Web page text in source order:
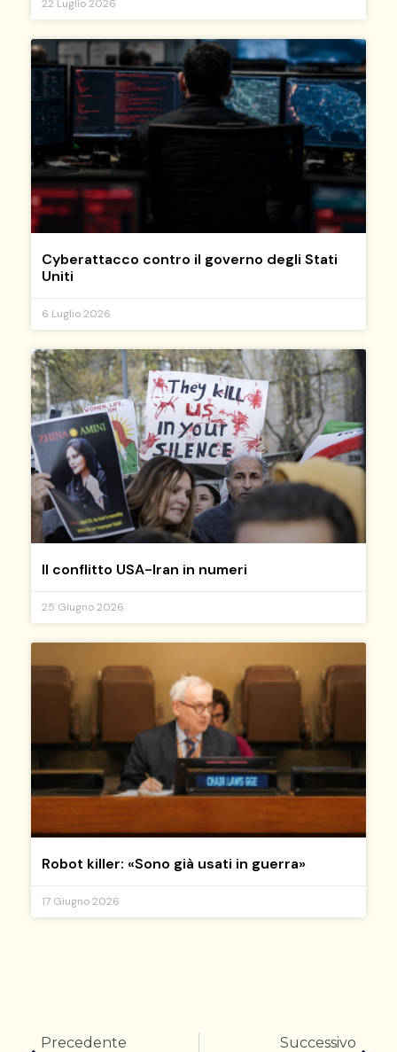
22 Luglio 2026
Cyberattacco contro il governo degli Stati
Uniti
6 Luglio 2026
Il conflitto USA-Iran in numeri
25 Giugno 2026
Robot killer: «Sono già usati in guerra»
17 Giugno 2026
Precedente Successivo